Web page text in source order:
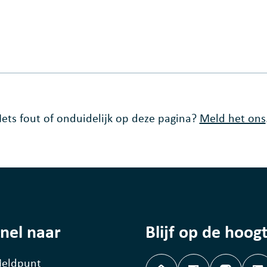
Iets fout of onduidelijk op deze pagina? Meld het ons
naar Blijf op de